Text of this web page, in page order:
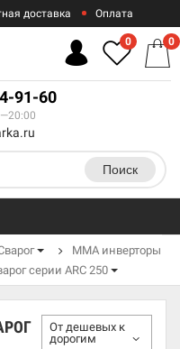
доставка Оплата
91-60
Поиск
0 0
MMA инверторы
серии ARC 250
От дешевых к
дорогим